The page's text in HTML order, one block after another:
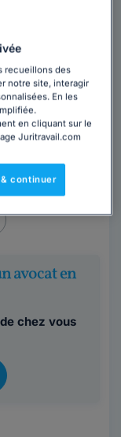
avocat en
chez vous
recueillons des
notre site, interagir
En les
en cliquant sur le
Juritravail.com
continuer